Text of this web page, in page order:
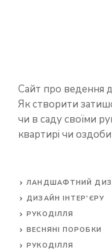
Сайт про ведення
Як створити
чи в саду своїми
квартирі чи
ЛАНДШАФТНИЙ
ДИЗАЙН ІНТЕР'ЄРУ
РУКОДІЛЛЯ
ВЕСНЯНІ ПОРОБКИ
РУКОДІЛЛЯ